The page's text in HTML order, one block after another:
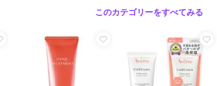
水添コメヌカロウ、カプリル酸グリセリル、リシ
ェロール、トコトリエノール、キサンタンガム、
ａ、フィチン酸、エタノール、酸化銀
**オーガニック由来原料
このカテゴリーをすべてみる